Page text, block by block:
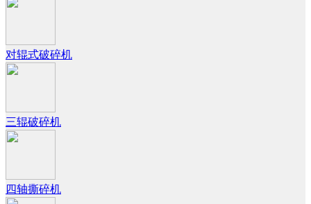
对辊式破碎机
三辊破碎机
四轴撕碎机